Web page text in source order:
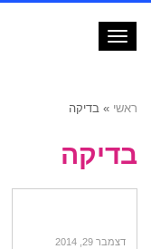
תפריט
ראשי » בדיקה
בדיקה
דצמבר 29, 2014